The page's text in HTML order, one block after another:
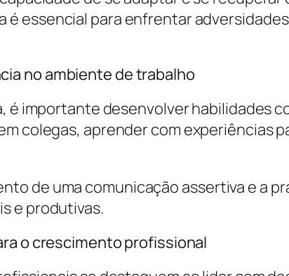
é essencial para enfrentar
no ambiente de trabalho
é importante desenvolver habilidades
colegas, aprender com experiências
de uma comunicação assertiva e a
e produtivas.
o crescimento profissional